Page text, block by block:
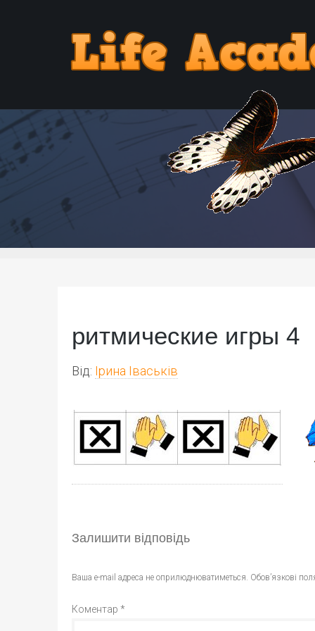
ритмические игры 4
Від: Ірина Іваськів
Залишити відповідь
Ваша e-mail адреса не оприлюднюватиметься. Обов’язкові
Коментар *